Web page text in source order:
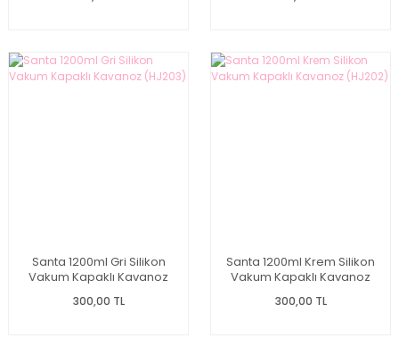
Santa 1200ml Gri Silikon
Vakum Kapaklı Kavanoz
300,00 TL
Santa 1200ml Krem Silikon
Vakum Kapaklı Kavanoz
300,00 TL